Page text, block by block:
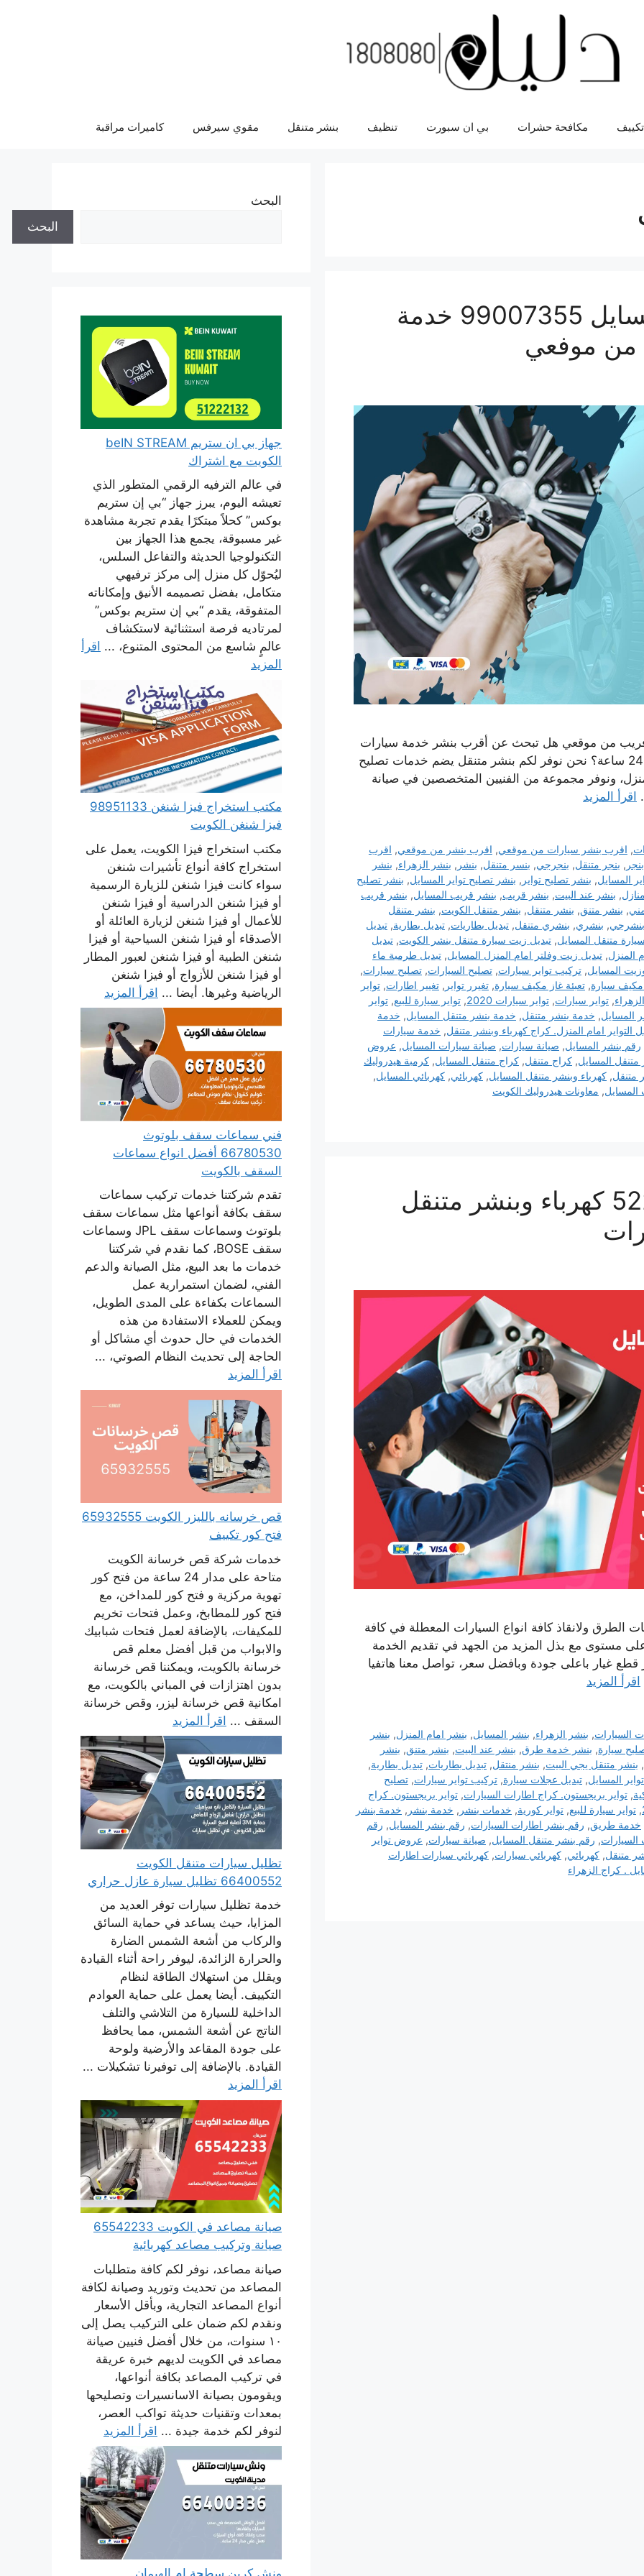
تكييف مكافحة حشرات بي ان سبورت تنظيف بنشر متنقل مقوي سيرفس كاميرات مراقبة
اقرب بنشر سيارات المسايل 99007355 خدمة
من موفعي
من موقعي هل تبحث عن أقرب بنشر خدمة سيارات
متنقلة بالمسايل يصل اليك اينما كنت وعلى مدار 24 ساعة؟ نحن نوفر لكم بنشر متنقل يضم خدمات تصليح
ونوفر مجموعة من الفنيين المتخصصين في صيانة
اقرأ المزيد
, اقرب بنشر سيارات من موقعي, اقرب بنشر من موقعي, اقرب
بنجر , بنجر متنقل, بنجرجي, بنسر متنقل, بنشر , بنشر الزهراء, بنشر
المسايل, بنشر تصليح تواير , بنشر تصليح تواير المسايل, بنشر تصليح
, بنشر عند البيت, بنشر قريب, بنشر قريب المسايل, بنشر قريب
, بنشر متنق, بنشر متنقل, بنشر متنقل الكويت, بنشر متنقل
بنشرجي, بنشري, بنشري متنقل, تبديل بطاريات, تبديل بطارية, تبديل
متنقل المسايل, تبديل زيت سيارة متنقل بنشر الكويت, تبديل
المنزل, تبديل زيت وفلتر امام المنزل المسايل, تبديل طرمبة ماء
المسايل, تركيب تواير سيارات, تصليح السيارات, تصليح سيارات,
سيارة, تعبئة غاز مكيف سيارة, تغيرر تواير , تغيير اطارات, تواير
, تواير سيارات, تواير سيارات 2020 , تواير سيارة للبيع, تواير
المسايل, خدمة بنشر متنقل, خدمة بنشر متنقل المسايل, خدمة
التواير امام المنزل. كراج كهرباء وبنشر متنقل, خدمة سيارات
رقم بنشر المسايل, صيانة سيارات, صيانة سيارات المسايل, عروض
متنقل المسايل, كراج متنقل, كراج متنقل المسايل, كرمبة هيدروليك
متنقل, كهرباء وبنشر متنقل المسايل, كهربائي, كهربائي المسايل,
المسايل, معاونات هيدروليك الكويت
بنشر المسايل 52227338 كهرباء وبنشر متنقل
الطرق ولانقاذ كافة انواع السيارات المعطلة في كافة
مستوى مع بذل المزيد من الجهد في تقديم الخدمة
قطع غيار باعلى جودة وبافضل سعر، تواصل معنا هاتفيا
اقرأ المزيد
السيارات, بنشر الزهراء, بنشر المسايل, بنشر امام المنزل, بنشر
سيارة, بنشر خدمة طرق, بنشر عند البيت, بنشر متنق, بنشر
, بنشر متنقل يجي البيت, بنشر منتقل, تبديل بطاريات, تبديل بطارية,
المسايل, تبديل عجلات سيارة, تركيب تواير سيارات, تصليح
, تواير بريجستون. كراج اطارات السيارات, تواير بريجستون. كراج
, تواير سيارة للبيع, تواير كورية, خدمات بنشر , خدمة بنشر , خدمة بنشر
خدمة طريق, رقم بنشر اطارات السيارات, رقم بنشر المسايل, رقم
, رقم بنشر متنقل المسايل, صيانة سيارات, عروض تواير
متنقل, كهربائي, كهربائي سيارات, كهربائي سيارات اطارات
. كراج الزهراء
البحث
البحث
جهاز بي ان ستريم beIN STREAM
الكويت مع اشتراك
في عالم الترفيه الرقمي المتطور الذي
تعيشه اليوم، يبرز جهاز “بي إن ستريم
بوكس” كحلاً مبتكرًا يقدم تجربة مشاهدة
غير مسبوقة، يجمع هذا الجهاز بين
التكنولوجيا الحديثة والتفاعل السلس،
ليُحوّل كل منزل إلى مركز ترفيهي
متكامل، بفضل تصميمه الأنيق وإمكاناته
المتفوقة، يقدم “بي إن ستريم بوكس”
لمرتاديه فرصة استثنائية لاستكشاف
عالمٍ شاسع من المحتوى المتنوع، ... اقرأ
المزيد
مكتب استخراج فيزا شنغن 98951133
فيزا شنغن الكويت
مكتب استخراج فيزا الكويت، يعمل على
استخراج كافة أنواع تأشيرات شنغن
سواء كانت فيزا شنغن للزيارة الرسمية
أو فيزا شنغن الدراسية أو فيزا شنغن
للأعمال أو فيزا شنغن لزيارة العائلة أو
الأصدقاء أو فيزا شنغن السياحية أو فيزا
شنغن الطبية أو فيزا شنغن لعبور المطار
أو فيزا شنغن للأزواج أو فيزا شنغن
الرياضية وغيرها. أيضا ... اقرأ المزيد
فني سماعات سقف بلوتوث
66780530 أفضل انواع سماعات
السقف بالكويت
تقدم شركتنا خدمات تركيب سماعات
سقف بكافة أنواعها مثل سماعات سقف
بلوتوث وسماعات سقف JPL وسماعات
سقف BOSE، كما نقدم في شركتنا
خدمات ما بعد البيع، مثل الصيانة والدعم
الفني، لضمان استمرارية عمل
السماعات بكفاءة على المدى الطويل،
ويمكن للعملاء الاستفادة من هذه
الخدمات في حال حدوث أي مشاكل أو
الحاجة إلى تحديث النظام الصوتي، ...
اقرأ المزيد
قص خرسانه بالليزر الكويت 65932555
فتح كور تكييف
خدمات شركة قص خرسانة الكويت
متاحة على مدار 24 ساعة من فتح كور
تهوية مركزية و فتح كور للمداخن، مع
فتح كور للمطابخ، وعمل فتحات تخريم
للمكيفات، بالإضافة لعمل فتحات شبابيك
والابواب من قبل أفضل معلم قص
خرسانة بالكويت، ويمكننا قص خرسانة
بدون اهتزازات في المباني بالكويت، مع
امكانية قص خرسانة ليزر، وقص خرسانة
السقف ... اقرأ المزيد
تظليل سيارات متنقل الكويت
66400552 تظليل سيارة عازل حراري
خدمة تظليل سيارات توفر العديد من
المزايا، حيث يساعد في حماية السائق
والركاب من أشعة الشمس الضارة
والحرارة الزائدة، ليوفر راحة أثناء القيادة
ويقلل من استهلاك الطاقة لنظام
التكييف. أيضا يعمل على حماية العوادم
الداخلية للسيارة من التلاشي والتلف
الناتج عن أشعة الشمس، مما يحافظ
على جودة المقاعد والأرضية ولوحة
القيادة. بالإضافة إلى توفيرنا تشكيلات ...
اقرأ المزيد
صيانة مصاعد في الكويت 65542233
صيانة وتركيب مصاعد كهربائية
صيانة مصاعد، نوفر لكم كافة متطلبات
المصاعد من تحديث وتوريد وصيانة لكافة
أنواع المصاعد التجارية، وبأقل الأسعار
ونقدم لكم ضمان على التركيب يصل إلى
١٠ سنوات، من خلال أفضل فنيين صيانة
مصاعد في الكويت لديهم خبرة عريقة
في تركيب المصاعد بكافة أنواعها،
ويقومون بصيانة الاسانسيرات وتصليحها
بمعدات وتقنيات حديثة تواكب العصر،
لنوفر لكم خدمة جيدة ... اقرأ المزيد
ونش كرين سطحة ام الهيمان